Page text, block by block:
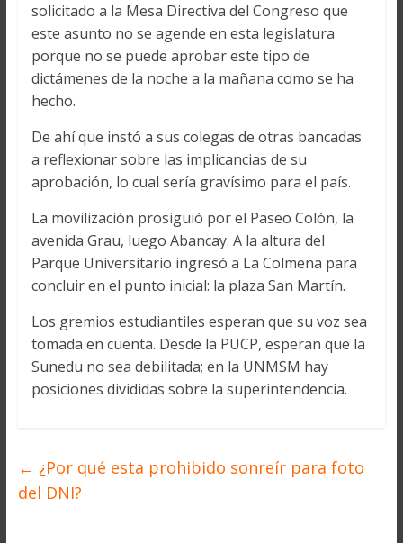
solicitado a la Mesa Directiva del Congreso que
este asunto no se agende en esta legislatura
porque no se puede aprobar este tipo de
dictámenes de la noche a la mañana como se ha
hecho.
De ahí que instó a sus colegas de otras bancadas
a reflexionar sobre las implicancias de su
aprobación, lo cual sería gravísimo para el país.
La movilización prosiguió por el Paseo Colón, la
avenida Grau, luego Abancay. A la altura del
Parque Universitario ingresó a La Colmena para
concluir en el punto inicial: la plaza San Martín.
Los gremios estudiantiles esperan que su voz sea
tomada en cuenta. Desde la PUCP, esperan que la
Sunedu no sea debilitada; en la UNMSM hay
posiciones divididas sobre la superintendencia.
← ¿Por qué esta prohibido sonreír para foto
del DNI?